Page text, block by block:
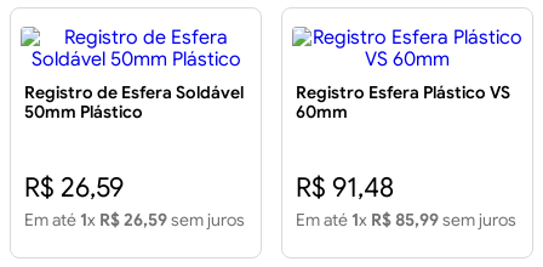
Registro de Esfera Soldável
50mm Plástico
R$ 26,59
Em até 1x R$ 26,59sem juros
Registro Esfera Plástico VS
60mm
R$ 91,48
Em até 1x R$ 85,99sem juros